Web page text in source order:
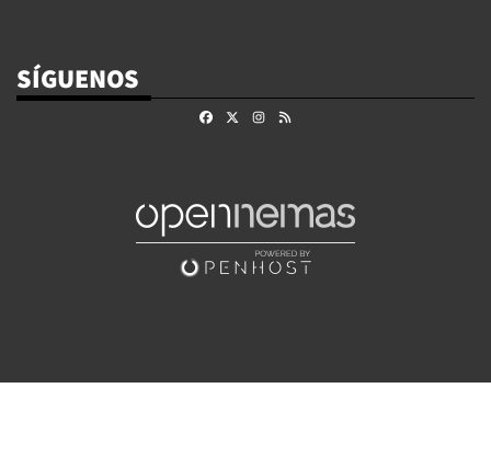
SÍGUENOS
FacebookInstagram